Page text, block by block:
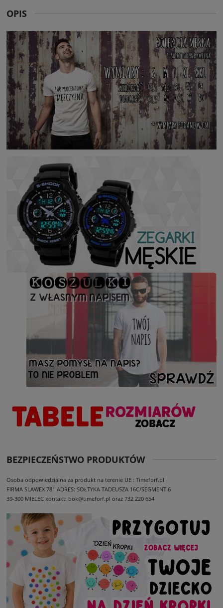
OPIS
BEZPIECZEŃSTWO PRODUKTÓW
Osoba odpowiedzialna za produkt na terenie UE : Timeforf.pl
FIRMA SLAWEX 781 ADRES: SOŁTYKA TADEUSZA 16C/SEGMENT 6
39-300 MIELEC kontakt: bok@timeforf.pl oraz 732 220 654